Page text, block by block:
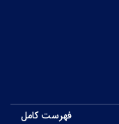
فهرست کامل